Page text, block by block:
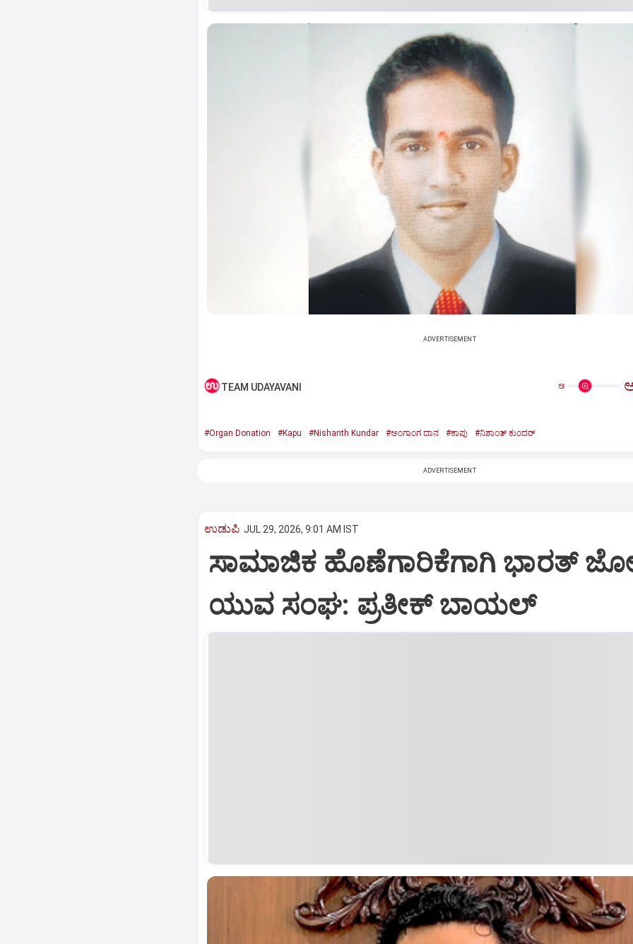
ADVERTISEMENT
TEAM UDAYAVANI ಅ
#Organ Donation #Kapu #Nishanth Kundar #ಅಂಗಾಂಗ ದಾನ #ಕಾಪು #ನಿಶಾಂತ್‌ ಕುಂದರ್‌
ADVERTISEMENT
ಉಡುಪಿ JUL 29, 2026, 9:01 AM IST
ಸಾಮಾಜಿಕ ಹೊಣೆಗಾರಿಕೆಗಾಗಿ ಭಾರತ್‌
ಯುವ ಸಂಘ: ಪ್ರತೀಕ್‌ ಬಾಯಲ್